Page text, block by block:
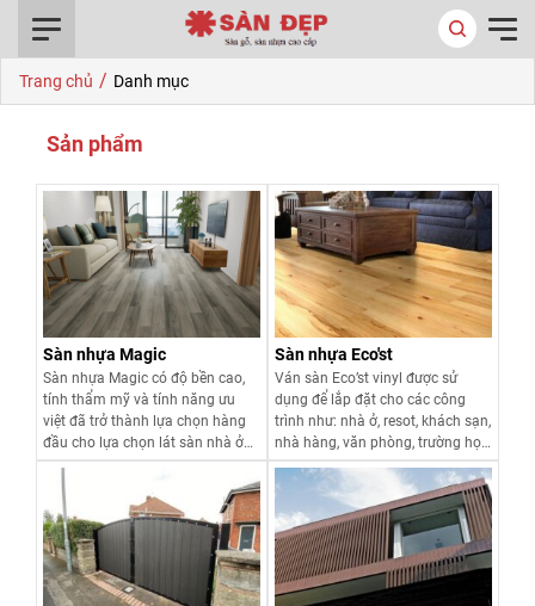
Trang chủ / Danh mục
Sản phẩm
Sàn nhựa Magic
Sàn nhựa Magic có độ bền cao,
tính thẩm mỹ và tính năng ưu
việt đã trở thành lựa chọn hàng
đầu cho lựa chọn lát sàn nhà ở
và công trình thương mại.
Xem chi tiết
Sàn nhựa Eco'st
Ván sàn Eco’st vinyl được sử
dụng để lắp đặt cho các công
trình như: nhà ở, resot, khách sạn,
nhà hàng, văn phòng, trường học,
showroom, phòng tập thể thao,
bệnh viện và nhà xưởng....
Xem chi tiết